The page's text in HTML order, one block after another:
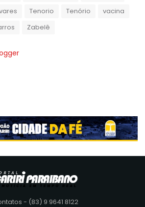
Tenorio Tenório
vacina
Zabelê
- (83) 9 9641 8122